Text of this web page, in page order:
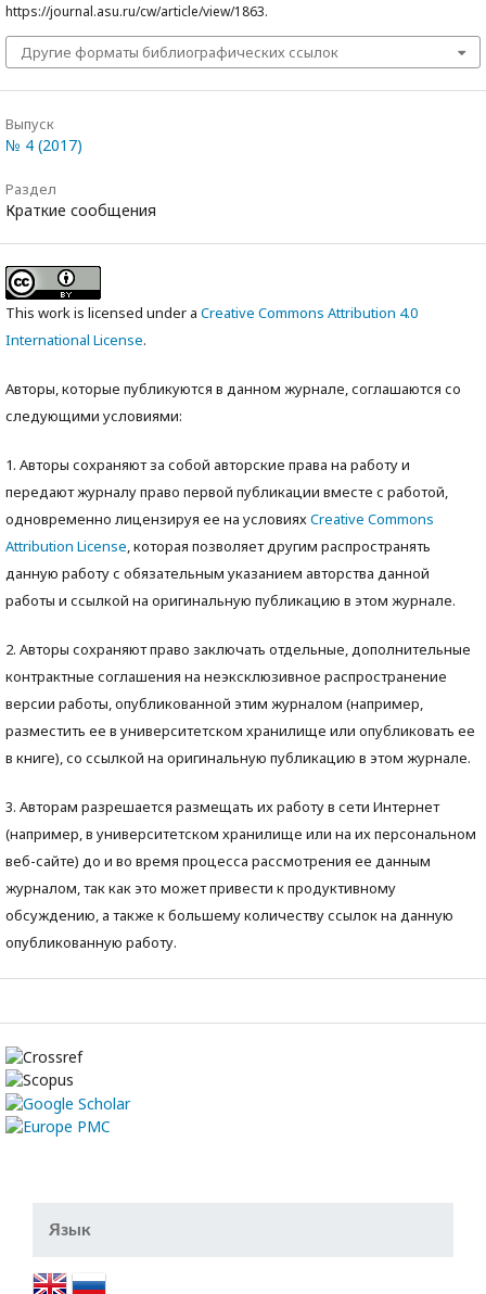
https://journal.asu.ru/cw/article/view/1863.
Другие форматы библиографических ссылок
Выпуск
№ 4 (2017)
Раздел
Краткие сообщения
This work is licensed under a Creative Commons Attribution 4.0
International License.
Авторы, которые публикуются в данном журнале, соглашаются со
следующими условиями:
1. Авторы сохраняют за собой авторские права на работу и
передают журналу право первой публикации вместе с работой,
одновременно лицензируя ее на условияхCreative Commons
Attribution License, которая позволяет другим распространять
данную работу с обязательным указанием авторства данной
работы и ссылкой на оригинальную публикацию в этом журнале.
2. Авторы сохраняют право заключать отдельные, дополнительные
контрактные соглашения на неэксклюзивное распространение
версии работы, опубликованной этим журналом (например,
разместить ее в университетском хранилище или опубликовать ее
в книге), со ссылкой на оригинальную публикацию в этом журнале.
3. Авторам разрешается размещать их работу в сети Интернет
(например, в университетском хранилище или на их персональном
веб-сайте) до и во время процесса рассмотрения ее данным
журналом, так как это может привести к продуктивному
обсуждению, а также к большему количеству ссылок на данную
опубликованную работу.
Язык